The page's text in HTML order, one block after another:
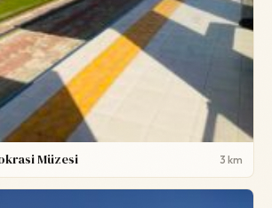
Müzesi 3 km